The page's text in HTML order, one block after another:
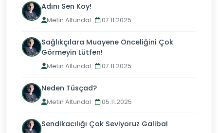
Adını Sen Koy!
Metin Altundal 07.11.2025
Sağlıkçılara Muayene Önceliğini Çok
Görmeyin Lütfen!
Metin Altundal 07.11.2025
Neden Tüsçad?
Metin Altundal 05.11.2025
Sendikacılığı Çok Seviyoruz Galiba!